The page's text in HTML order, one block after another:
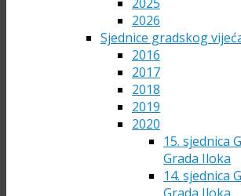
2026
Sjednice gradskog
2016
2017
2018
2019
2020
15. sjednica
Grada Iloka
14. sjednica